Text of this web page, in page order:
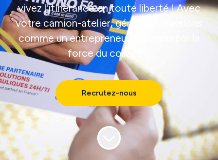
vivez l'itinérance en toute liberté ! Avec
votre camion-atelier, gérez vos missions
comme un entrepreneur, soutenu par la
force du collectif.
Recrutez-nous